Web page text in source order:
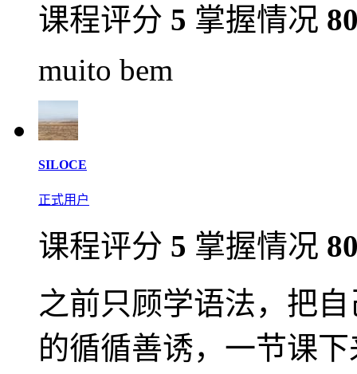
课程评分 5 掌握情况
muito bem
SILOCE
正式用户
课程评分 5 掌握情况
之前只顾学语法，把
的循循善诱，一节课